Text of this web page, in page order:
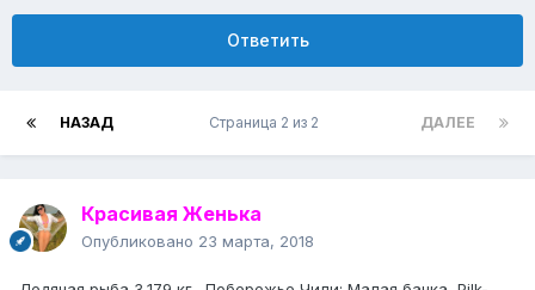
Ответить
НАЗАД ДАЛЕЕ
Страница 2 из 2
Красивая Женька
Опубликовано 23 марта, 2018